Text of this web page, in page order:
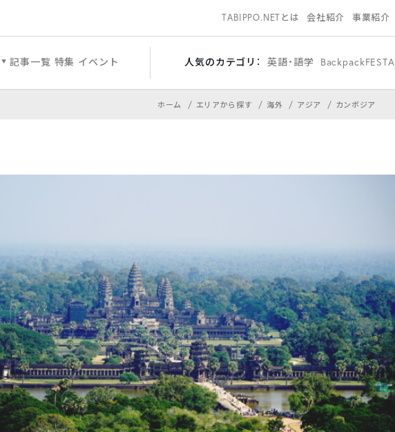
TABIPPO.NETとは 会社紹介 事業紹介
記事一覧 特集 イベント 人気のカテゴリ： 英語・語学 BackpackFESTA
ホーム エリアから探す 海外 アジア カンボジア